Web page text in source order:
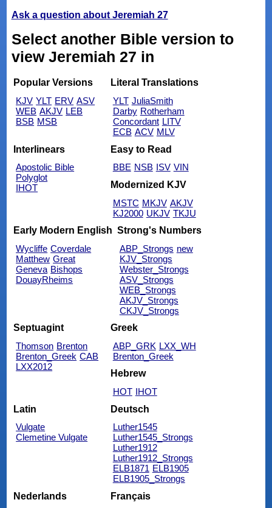
Ask a question about Jeremiah 27
Select another Bible version to
view Jeremiah 27 in
Popular Versions
KJV YLT ERV ASV
WEB AKJV LEB
BSB MSB
Literal Translations
YLT JuliaSmith
Darby Rotherham
Concordant LITV
ECB ACV MLV
Interlinears
Apostolic Bible
Polyglot
IHOT
Easy to Read
BBE NSB ISV VIN
Modernized KJV
MSTC MKJV AKJV
KJ2000 UKJV TKJU
Early Modern English
Wycliffe Coverdale
Matthew Great
Geneva Bishops
DouayRheims
Strong's Numbers
ABP_Strongs new
KJV_Strongs
Webster_Strongs
ASV_Strongs
WEB_Strongs
AKJV_Strongs
CKJV_Strongs
Septuagint
Thomson Brenton
Brenton_Greek CAB
LXX2012
Greek
ABP_GRK LXX_WH
Brenton_Greek
Hebrew
HOT IHOT
Latin
Vulgate
Clemetine Vulgate
Deutsch
Luther1545
Luther1545_Strongs
Luther1912
Luther1912_Strongs
ELB1871 ELB1905
ELB1905_Strongs
Nederlands
Français